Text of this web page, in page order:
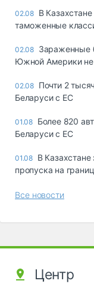
02.08 В
таможенные
02.08 Зараженные
Южной Америки не
02.08 Почти 2
Беларуси с ЕС
01.08 Более 820
Беларуси с ЕС
01.08 В
пропуска на
Все новости
Центр